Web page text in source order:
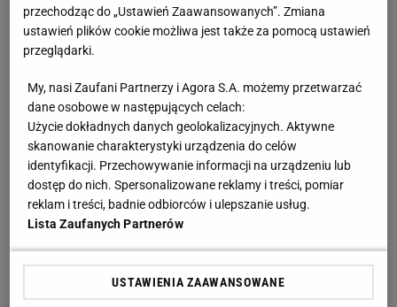
Pierwszy etap GAT zakończony. To strategiczna
Światowe media wydały werdykt ws. Sabalenki.
"Sięga dna"
Złotem IO sprawił sensację. Po cichu kończy
karierę. "Smrodek pozostał"
SUBSKRYPCJA
POLECAMY WIĘCEJ TEMATÓW
przechodząc do „Ustawień Zaawansowanych”. Zmiana
ustawień plików cookie możliwa jest także za pomocą ustawień
przeglądarki.
My, nasi Zaufani Partnerzy i Agora S.A. możemy przetwarzać
dane osobowe w następujących celach:
Użycie dokładnych danych geolokalizacyjnych. Aktywne
skanowanie charakterystyki urządzenia do celów
identyfikacji. Przechowywanie informacji na urządzeniu lub
dostęp do nich. Spersonalizowane reklamy i treści, pomiar
reklam i treści, badnie odbiorców i ulepszanie usług.
Lista Zaufanych Partnerów
USTAWIENIA ZAAWANSOWANE